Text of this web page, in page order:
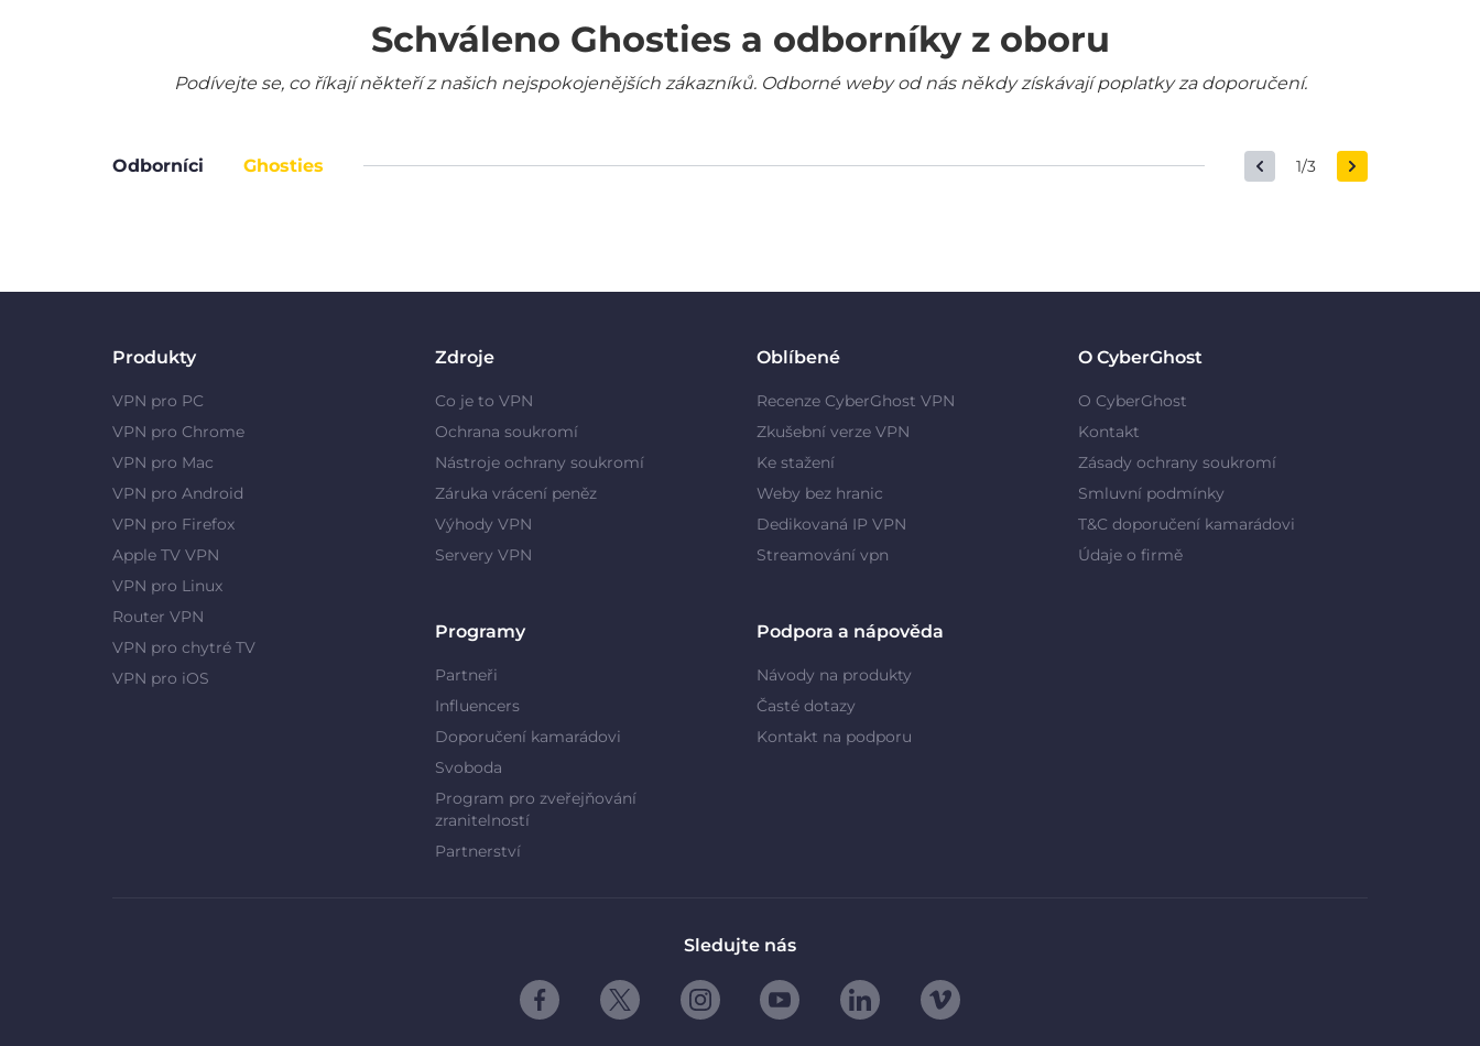
Schváleno Ghosties a odborníky z oboru
Podívejte se, co říkají někteří z našich nejspokojenějších zákazníků. Odborné weby od nás někdy získávají poplatky za doporučení.
Odborníci Ghosties 1/3
Produkty
VPN pro PC
VPN pro Chrome
VPN pro Mac
VPN pro Android
VPN pro Firefox
Apple TV VPN
VPN pro Linux
Router VPN
VPN pro chytré TV
VPN pro iOS
Zdroje
Co je to VPN
Ochrana soukromí
Nástroje ochrany soukromí
Záruka vrácení peněz
Výhody VPN
Servery VPN
Oblíbené
Recenze CyberGhost VPN
Zkušební verze VPN
Ke stažení
Weby bez hranic
Dedikovaná IP VPN
Streamování vpn
O CyberGhost
O CyberGhost
Kontakt
Zásady ochrany soukromí
Smluvní podmínky
T&C doporučení kamarádovi
Údaje o firmě
Programy
Partneři
Influencers
Doporučení kamarádovi
Svoboda
Program pro zveřejňování
zranitelností
Partnerství
Podpora a nápověda
Návody na produkty
Časté dotazy
Kontakt na podporu
Sledujte nás